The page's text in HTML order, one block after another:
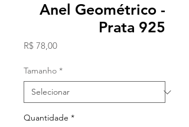
Anel Geométrico -
Prata 925
R$ 78,00Preço
Tamanho *
Quantidade *